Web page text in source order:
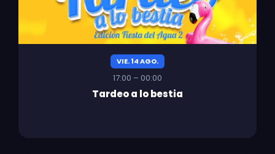
VIE. 14 AGO.
17:00 – 00:00
Tardeo a lo bestia